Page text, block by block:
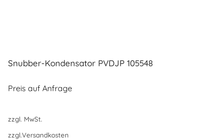
Snubber-Kondensator PVDJP 105548
Preis auf Anfrage
zzgl. MwSt.
zzgl.Versandkosten